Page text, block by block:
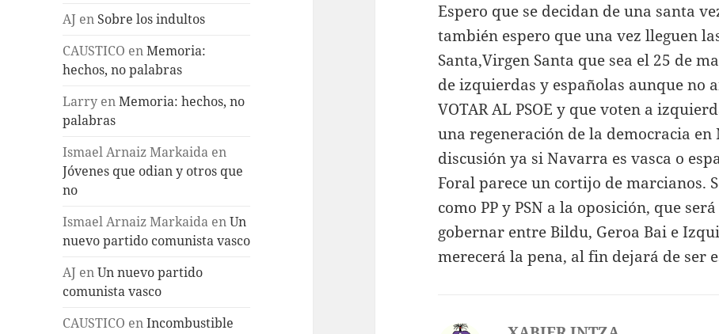
AJ en Sobre los indultos
CAUSTICO enMemoria:
hechos, no palabras
Larry enMemoria: hechos, no
palabras
Ismael Arnaiz Markaida en
Jóvenes que odian y otros que
no
Ismael Arnaiz Markaida enUn
nuevo partido comunista vasco
AJ enUn nuevo partido
comunista vasco
CAUSTICO enIncombustible
Espero que se decidan de una santa
también espero que una vez lleguen
Santa,Virgen Santa que sea el 25 de
de izquierdas y españolas aunque no
VOTAR AL PSOE y que voten a
una regeneración de la democracia
discusión ya si Navarra es vasca o
Foral parece un cortijo de marcianos.
como PP y PSN a la oposición, que
gobernar entre Bildu, Geroa Bai e
merecerá la pena, al fin dejará de ser